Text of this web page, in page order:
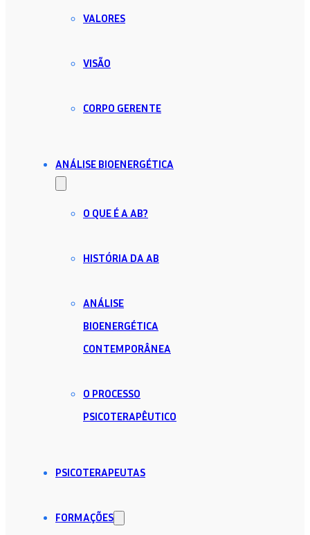
VALORES
VISÃO
CORPO GERENTE
ANÁLISE BIOENERGÉTICA
O QUE É A AB?
HISTÓRIA DA AB
ANÁLISE
BIOENERGÉTICA
CONTEMPORÂNEA
O PROCESSO
PSICOTERAPÊUTICO
PSICOTERAPEUTAS
FORMAÇÕES